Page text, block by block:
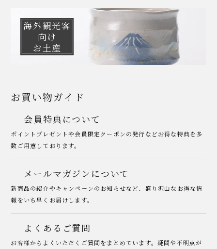
海外観光客
向け
お土産
お買い物ガイド
会員特典について
ポイントプレゼントや会員限定クーポンの発行などお得な特典を多
数ご用意しております。
メールマガジンについて
新商品の紹介やキャンペーンのお知らせなど、盛り沢山なお得な情
報をいち早くお届けします。
よくあるご質問
お客様からよくいただくご質問をまとめています。疑問や不明点が